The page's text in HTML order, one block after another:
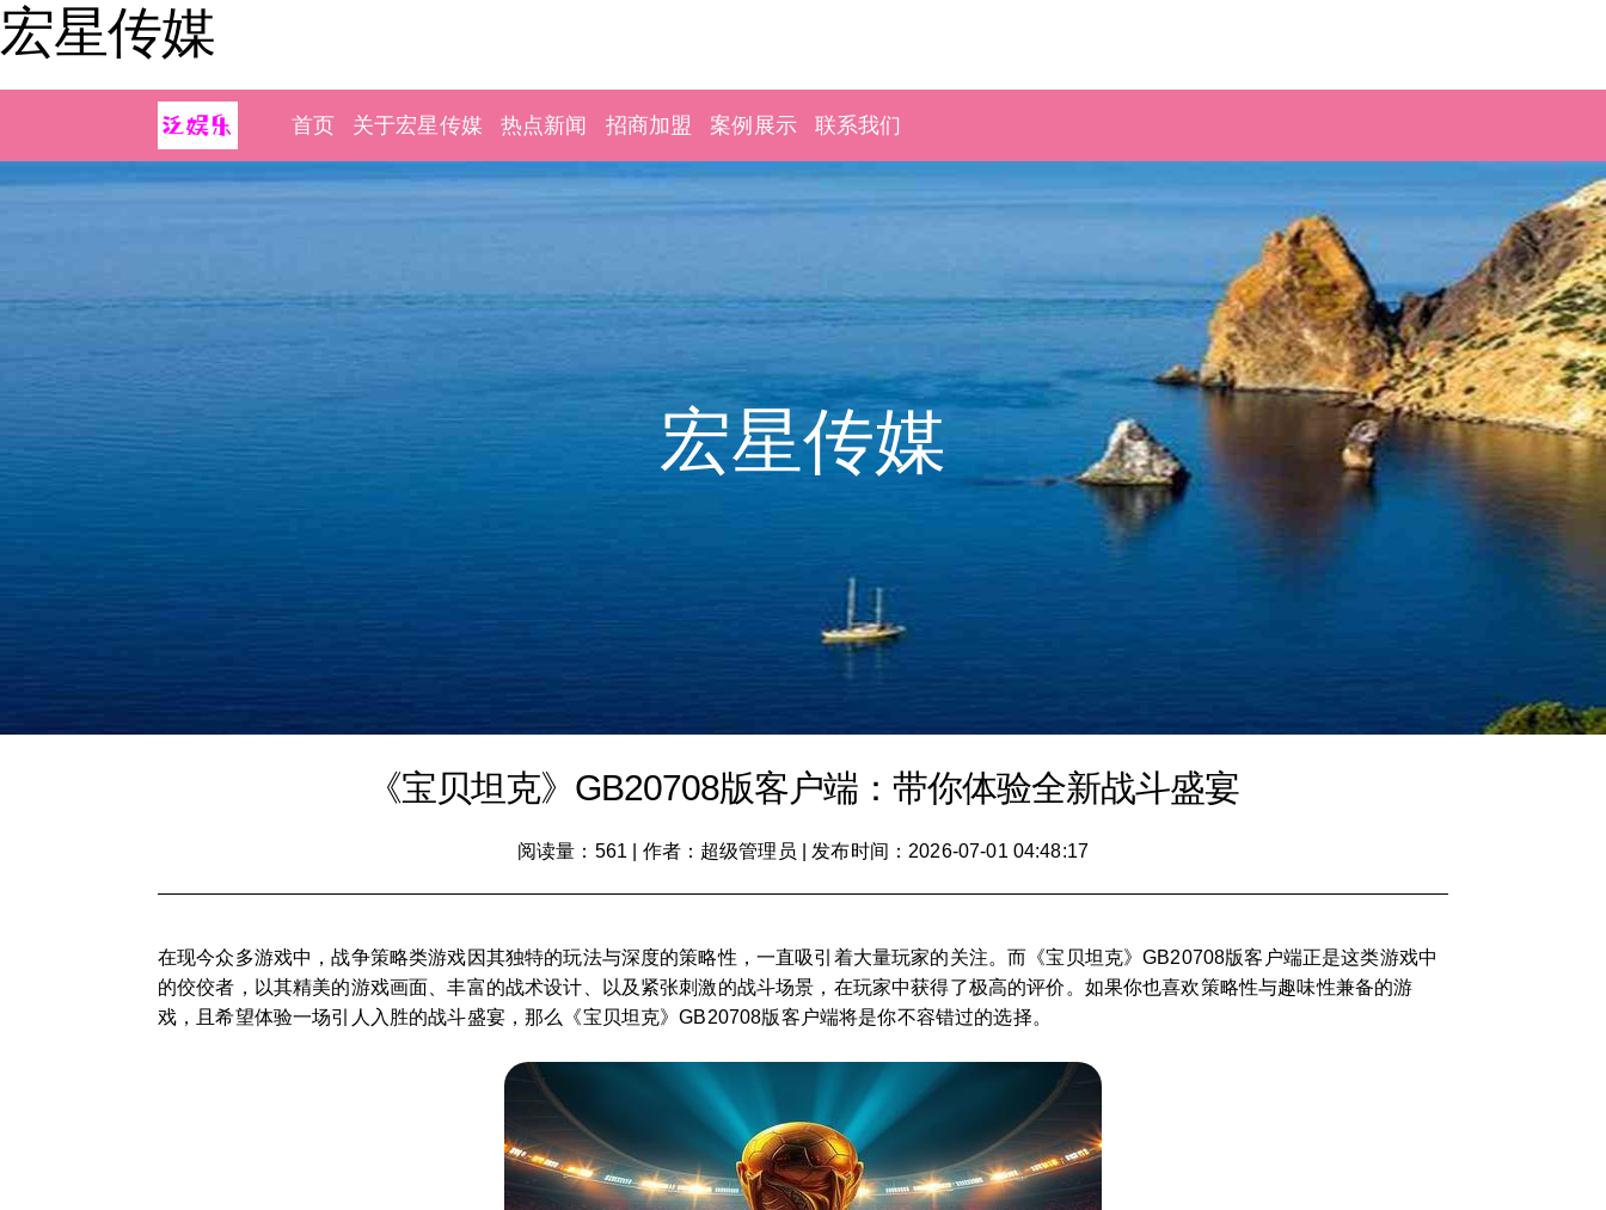
宏星传媒
首页 关于宏星传媒 热点新闻 招商加盟 案例展示 联系我们
宏星传媒
《宝贝坦克》GB20708版客户端：带你体验全新战斗盛宴
阅读量：561 作者：超级管理员 发布时间：2026-07-01 04:48:17
在现今众多游戏中，战争策略类游戏因其独特的玩法与深度的策略性，一直吸引着大量玩家的关注。而《宝贝坦克》GB20708版客户端正是这类游戏中
的佼佼者，以其精美的游戏画面、丰富的战术设计、以及紧张刺激的战斗场景，在玩家中获得了极高的评价。如果你也喜欢策略性与趣味性兼备的游
戏，且希望体验一场引人入胜的战斗盛宴，那么《宝贝坦克》GB20708版客户端将是你不容错过的选择。